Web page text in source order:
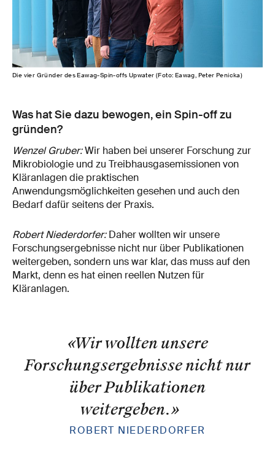
Die vier Gründer des Eawag-Spin-offs Upwater (Foto: Eawag, Peter Penicka)
Was hat Sie dazu bewogen, ein Spin-off zu
gründen?
Wenzel Gruber:Wir haben bei unserer Forschung zur
Mikrobiologie und zu Treibhausgasemissionen von
Kläranlagen die praktischen
Anwendungsmöglichkeiten gesehen und auch den
Bedarf dafür seitens der Praxis.
Robert Niederdorfer:Daher wollten wir unsere
Forschungsergebnisse nicht nur über Publikationen
weitergeben, sondern uns war klar, das muss auf den
Markt, denn es hat einen reellen Nutzen für
Kläranlagen.
«Wir wollten unsere
Forschungsergebnisse nicht nur
über Publikationen
weitergeben.»
ROBERT NIEDERDORFER